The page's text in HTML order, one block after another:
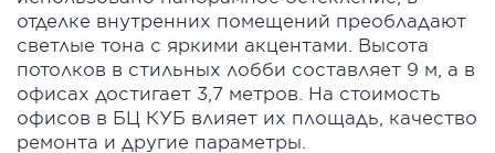
отделке внутренних помещений преобладают
светлые тона с яркими акцентами. Высота
потолков в стильных лобби составляет 9 м, а в
офисах достигает 3,7 метров. На стоимость
офисов в БЦ КУБ влияет их площадь, качество
ремонта и другие параметры.